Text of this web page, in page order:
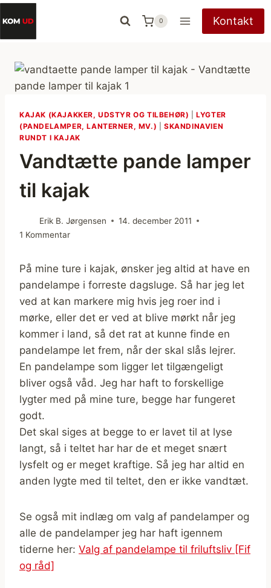
Fortsæt
til
indhold
0 Kontakt
KAJAK (KAJAKKER, UDSTYR OG TILBEHØR) |LYGTER
(PANDELAMPER, LANTERNER, MV.) |SKANDINAVIEN
RUNDT I KAJAK
Vandtætte pande lamper
til kajak
Erik B. Jørgensen
14. december 2011
1 Kommentar
På mine ture i kajak, ønsker jeg altid at have en
pandelampe i forreste dagsluge. Så har jeg let
ved at kan markere mig hvis jeg roer ind i
mørke, eller det er ved at blive mørkt når jeg
kommer i land, så det rat at kunne finde en
pandelampe let frem, når der skal slås lejrer.
En pandelampe som ligger let tilgængeligt
bliver også våd. Jeg har haft to forskellige
lygter med på mine ture, begge har fungeret
godt.
Det skal siges at begge to er lavet til at lyse
langt, så i teltet har har de et meget snært
lysfelt og er meget kraftige. Så jeg har altid en
anden lygte med til teltet, den er ikke vandtæt.
Se også mit indlæg om valg af pandelamper og
alle de pandelamper jeg har haft igennem
tiderne her: Valg af pandelampe til friluftsliv [Fif
og råd]